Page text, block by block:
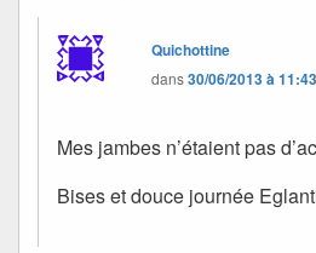
Quichottine
dans30/06/2013 à 11:43
Mes jambes n’étaient pas
Bises et douce journée